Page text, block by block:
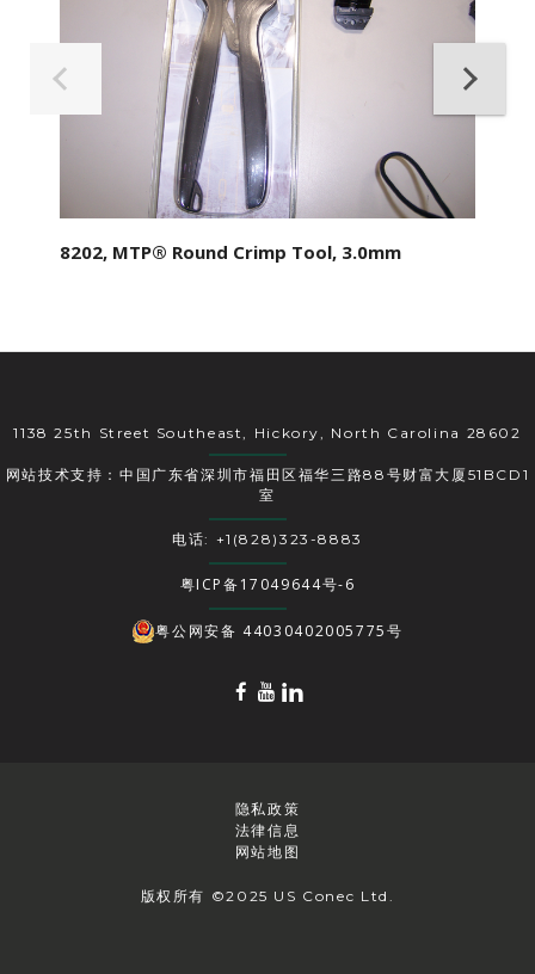
8202, MTP® Round Crimp Tool, 3.0mm
1138 25th Street Southeast, Hickory, North Carolina 28602
网站技术支持：中国广东省深圳市福田区福华三路88号财富大厦51BCD1
室
电话: +1(828)323-8883
粤ICP备17049644号-6
粤公网安备 44030402005775号
版权所有 ©2025 US Conec Ltd.
隐私政策
法律信息
网站地图